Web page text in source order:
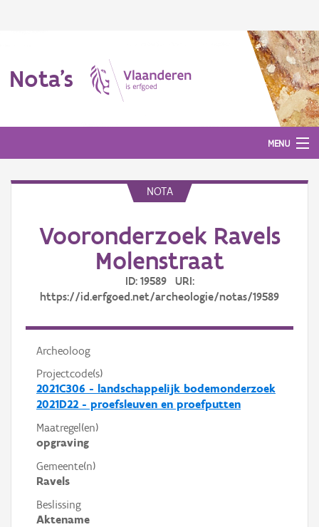
Nota's
MENU
Aanmelden
NOTA
Vooronderzoek Ravels
Molenstraat
ID: 19589 URI:
https://id.erfgoed.net/archeologie/notas/19589
Archeoloog
Projectcode(s)
2021C306 - landschappelijk bodemonderzoek
2021D22 - proefsleuven en proefputten
Maatregel(en)
opgraving
Gemeente(n)
Ravels
Beslissing
Aktename